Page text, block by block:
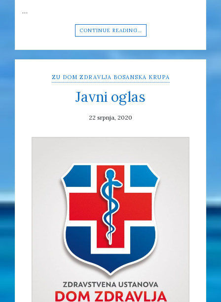
…
CONTINUE READING…
ZU DOM ZDRAVLJA BOSANSKA KRUPA
Javni oglas
22 srpnja, 2020